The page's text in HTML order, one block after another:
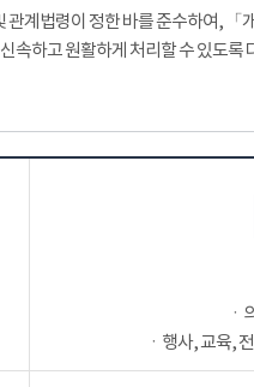
계법령이 정한 바를 준수하여, 「
속하고 원활하게 처리할 수 있도록
ㆍ
ㆍ행사, 교육,